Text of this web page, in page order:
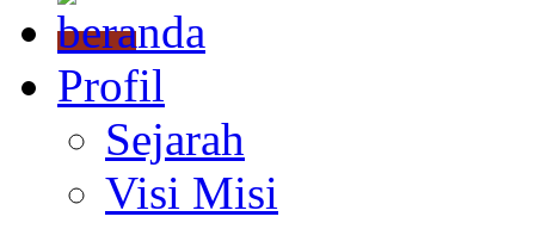
Profil
Sejarah
Visi Misi